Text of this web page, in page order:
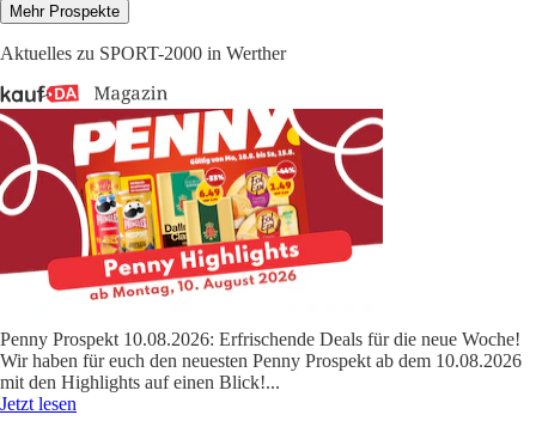
Mehr Prospekte
Aktuelles zu SPORT-2000 in Werther
Penny Prospekt 10.08.2026: Erfrischende Deals für die neue Woche!
Wir haben für euch den neuesten Penny Prospekt ab dem 10.08.2026
mit den Highlights auf einen Blick!...
Jetzt lesen